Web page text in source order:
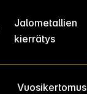
Jalometallien
kierrätys
Vuosikertomus